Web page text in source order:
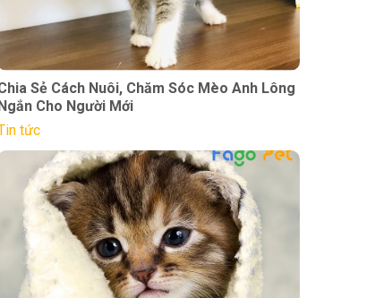
Sẻ Cách Nuôi, Chăm Sóc Mèo Anh Lông
Cho Người Mới
tức